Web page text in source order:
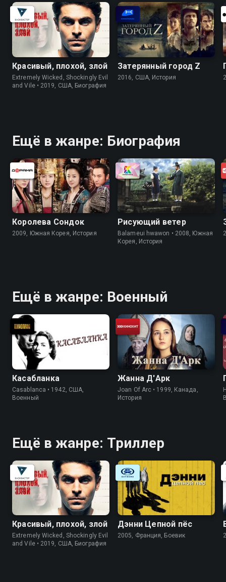
Красивый, плохой, злой
Extremely Wicked, Shockingly Evil
and Vile • 2019, США, Биография
Затерянный город Z
2016, США, История
Ещё в жанре: Биография
Королева Сондок
2009, Южная Корея, История
Рисующий ветер
Balameui hwawon • 2008, Южная
Корея, История
Ещё в жанре: Военный
Касабланка
Casablanca • 1942, США,
Военный
Жанна Д'Арк
Joan Of Arc • 1999, Канада,
История
Ещё в жанре: Триллер
Красивый, плохой, злой
Extremely Wicked, Shockingly Evil
and Vile • 2019, США, Биография
Дэнни Цепной пёс
2005, Франция, Боевик